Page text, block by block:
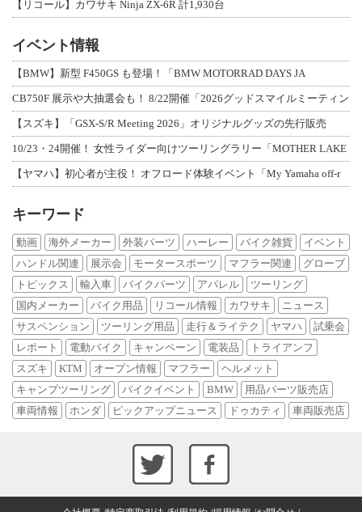
【リコール】カワサキ Ninja ZX-6R 計1,930台
イベント情報
【BMW】新型 F450GS も登場！「BMW MOTORRAD DAYS JA
CB750F 展示や大抽選会も！ 8/22開催「2026グッドスマイルミーティン
【スズキ】「GSX-S/R Meeting 2026」オリジナルグッズの先行販売
10/23・24開催！ 女性ライダー向けツーリングラリー「MOTHER LAKE
【ヤマハ】初心者が主役！ オフロード体験イベント「My Yamaha off-r
キーワード
動画 海外メーカー 外装パーツ ハーレー バイク雑貨
イベント
ハンドル関連
展示会 モータースポーツ マフラー関連
グローブ
トピックス
輸入車 バイクパーツ アパレル
ツーリング
国内メーカー
バイク用品 リコール情報 カワサキ
ニュース
サスペンション
ツーリング用品 走行＆ライテク ヤマハ
試乗会
レポート
電動バイク キャンペーン 電装品
トライアンフ
スズキ
KTM オープン情報 マフラー
ヘルメット
キャンプツーリング
バイクイベント BMW
用品パーツ販売店
車両情報
ホンダ ピックアップニュース ドゥカティ 車両販売店